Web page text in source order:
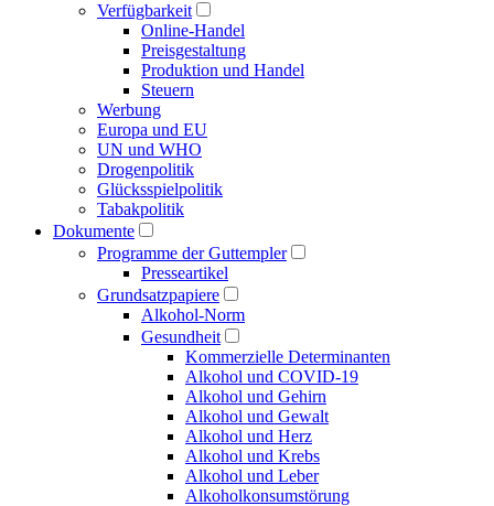
Verfügbarkeit
Online-Handel
Preisgestaltung
Produktion und Handel
Steuern
Werbung
Europa und EU
UN und WHO
Drogenpolitik
Glücksspielpolitik
Tabakpolitik
Dokumente
Programme der Guttempler
Presse­artikel
Grundsatzpapiere
Alkohol-Norm
Gesundheit
Kommerzielle Determinanten
Alkohol und COVID-19
Alkohol und Gehirn
Alkohol und Gewalt
Alkohol und Herz
Alkohol und Krebs
Alkohol und Leber
Alkoholkonsumstörung